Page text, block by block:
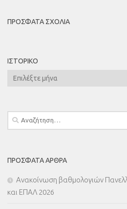
ΠΡΌΣΦΑΤΑ ΣΧΌΛΙΑ
ΙΣΤΟΡΙΚΌ
Ιστορικό
Αναζήτηση
για:
ΠΡΌΣΦΑΤΑ ΆΡΘΡΑ
Ανακοίνωση βαθμολογιών
και ΕΠΑΛ 2026